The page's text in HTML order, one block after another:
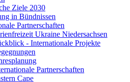
Ziele 2030
in Bündnissen
Partnerschaften
Ukraine Niedersachsen
- Internationale Projekte
Partnerschaften
Cape